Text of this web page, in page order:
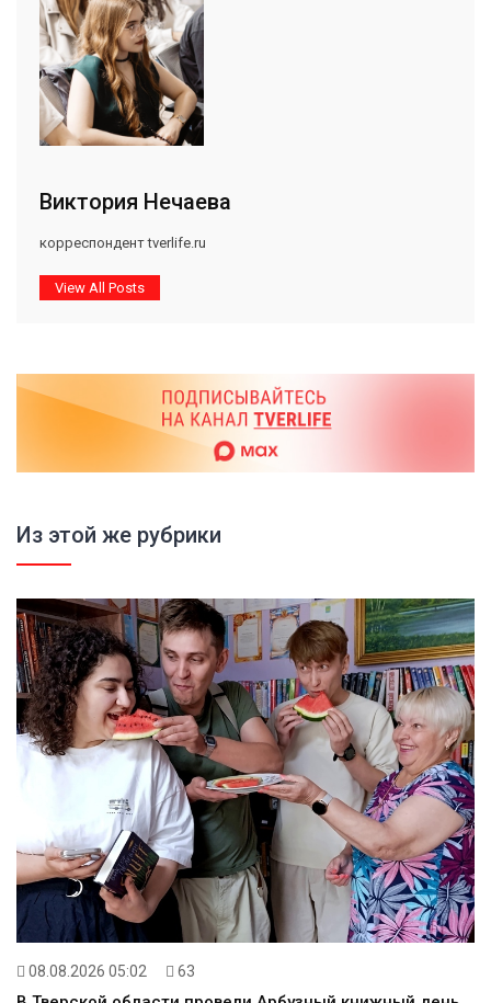
Виктория Нечаева
корреспондент tverlife.ru
View All Posts
Из этой же рубрики
08.08.2026 05:02 63